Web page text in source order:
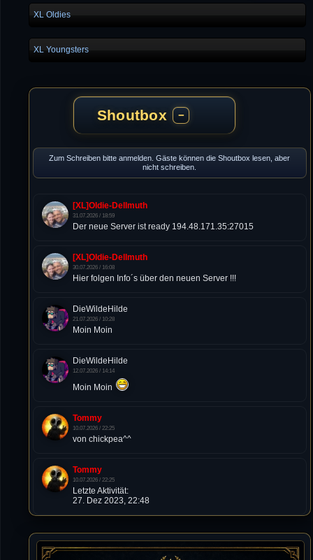
XL Oldies
XL Youngsters
Shoutbox −
Zum Schreiben bitte anmelden. Gäste können die Shoutbox lesen, aber
nicht schreiben.
[XL]Oldie-Dellmuth
31.07.2026 / 18:59
Der neue Server ist ready 194.48.171.35:27015
[XL]Oldie-Dellmuth
30.07.2026 / 16:08
Hier folgen Info´s über den neuen Server !!!
DieWildeHilde
21.07.2026 / 10:28
Moin Moin
DieWildeHilde
12.07.2026 / 14:14
Moin Moin
Tommy
10.07.2026 / 22:25
von chickpea^^
Tommy
10.07.2026 / 22:25
Letzte Aktivität:
27. Dez 2023, 22:48
DieWildeHilde
10.07.2026 / 12:48
Happy Birthday Chickpea